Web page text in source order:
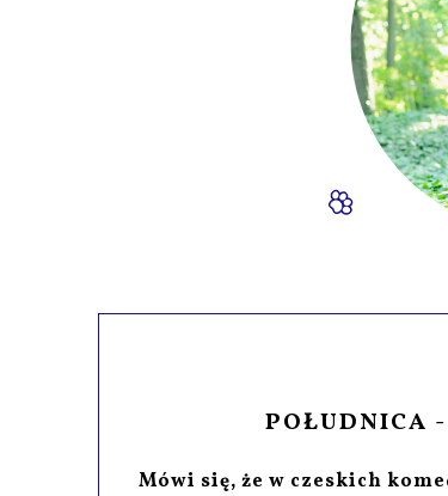
POŁUDNICA
Mówi się, że w czeskich